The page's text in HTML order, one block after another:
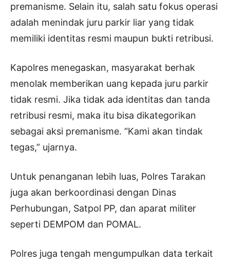
premanisme. Selain itu, salah satu fokus operasi
adalah menindak juru parkir liar yang tidak
memiliki identitas resmi maupun bukti retribusi.
Kapolres menegaskan, masyarakat berhak
menolak memberikan uang kepada juru parkir
tidak resmi. Jika tidak ada identitas dan tanda
retribusi resmi, maka itu bisa dikategorikan
sebagai aksi premanisme. “Kami akan tindak
tegas,” ujarnya.
Untuk penanganan lebih luas, Polres Tarakan
juga akan berkoordinasi dengan Dinas
Perhubungan, Satpol PP, dan aparat militer
seperti DEMPOM dan POMAL.
Polres juga tengah mengumpulkan data terkait